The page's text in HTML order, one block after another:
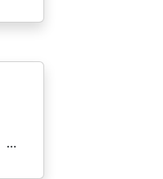
「科学で遊ぶ」をテーマに、最先端の科学技術に基づく展示物を五感で体感しながら楽しく学習でき...